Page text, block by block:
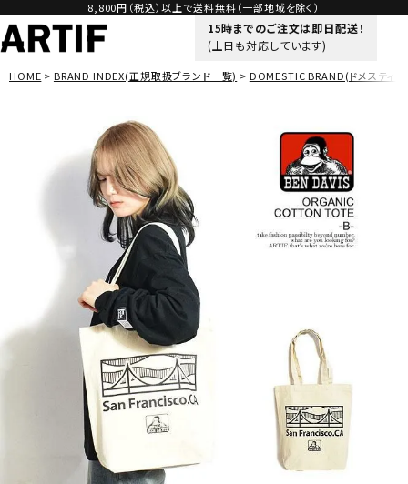
8,800円（税込）以上で送料無料（一部地域を除く）
15時までのご注文は即日配送！
(土日も対応しています)
HOME BRAND INDEX(正規取扱ブランド一覧) DOMESTIC BRAND(ドメスティッ